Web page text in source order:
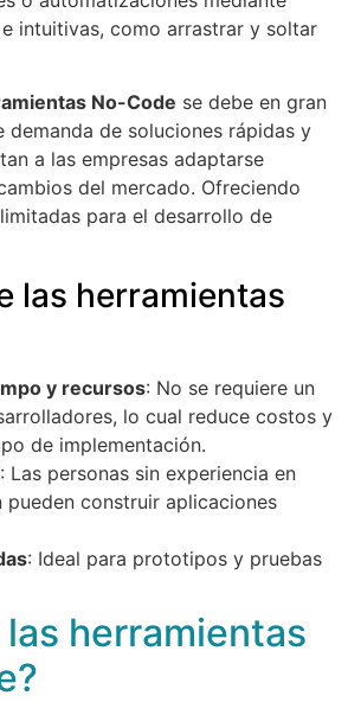
intuitivas, como arrastrar y soltar
No-Code se debe en gran
demanda de soluciones rápidas y
a las empresas adaptarse
del mercado. Ofreciendo
para el desarrollo de
las herramientas
y recursos: No se requiere un
lo cual reduce costos y
de implementación.
: Las personas sin experiencia en
pueden construir aplicaciones
: Ideal para prototipos y pruebas
las herramientas